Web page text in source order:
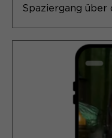
Spaziergang über